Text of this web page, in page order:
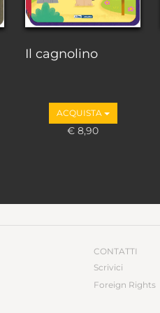
Il cagnolino
ACQUISTA
€ 8,90
CONTATTI
Scrivici
Foreign Rights